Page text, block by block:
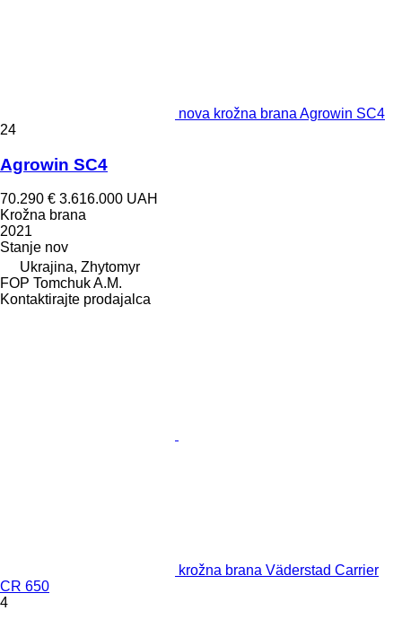
nova krožna brana Agrowin SC4
24
Agrowin SC4
70.290 € 3.616.000 UAH
Krožna brana
2021
Stanje nov
Ukrajina, Zhytomyr
FOP Tomchuk A.M.
Kontaktirajte prodajalca
krožna brana Väderstad Carrier
CR 650
4